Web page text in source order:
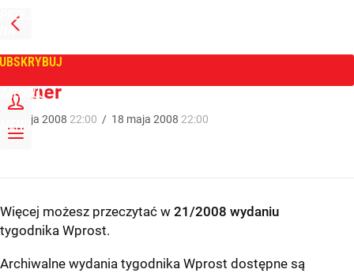
PRZEJDŹ
NA
GŁÓWNĄ
ZALOGUJ
MENU
Tygodnik Wprost
Skaner
maja 2008 22:00 / 18 maja 2008 22:00
Więcej możesz przeczytać w 21/2008 wydaniu
tygodnika Wprost.
Archiwalne wydania tygodnika Wprost dostępne są